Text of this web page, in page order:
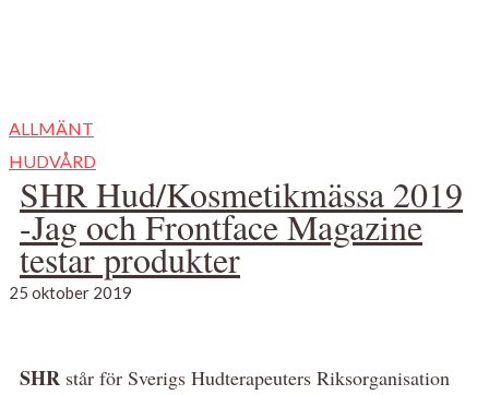
ALLMÄNT
HUDVÅRD
SHR Hud/Kosmetikmässa 2019
-Jag och Frontface Magazine
testar produkter
25 oktober 2019
SHR står för Sverigs Hudterapeuters Riksorganisation